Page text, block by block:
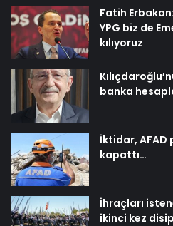
Fatih
YPG biz de
kılıyoruz
banka
İktidar, AFAD
kapattı…
İhraçları
ikinci kez